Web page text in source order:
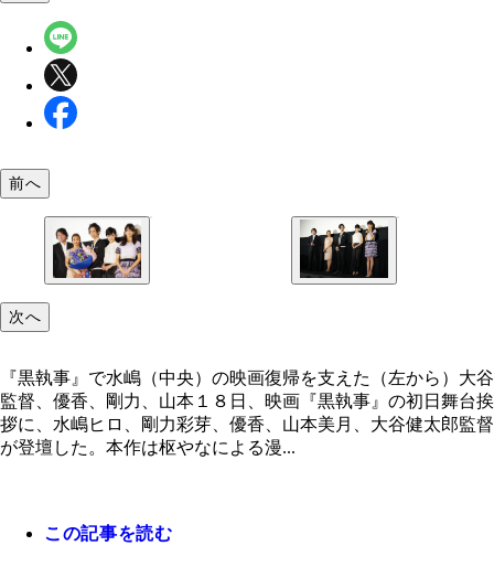
前へ
次へ
『黒執事』で水嶋（中央）の映画復帰を支えた（左から）大谷
監督、優香、剛力、山本１８日、映画『黒執事』の初日舞台挨
拶に、水嶋ヒロ、剛力彩芽、優香、山本美月、大谷健太郎監督
が登壇した。本作は枢やなによる漫...
この記事を読む